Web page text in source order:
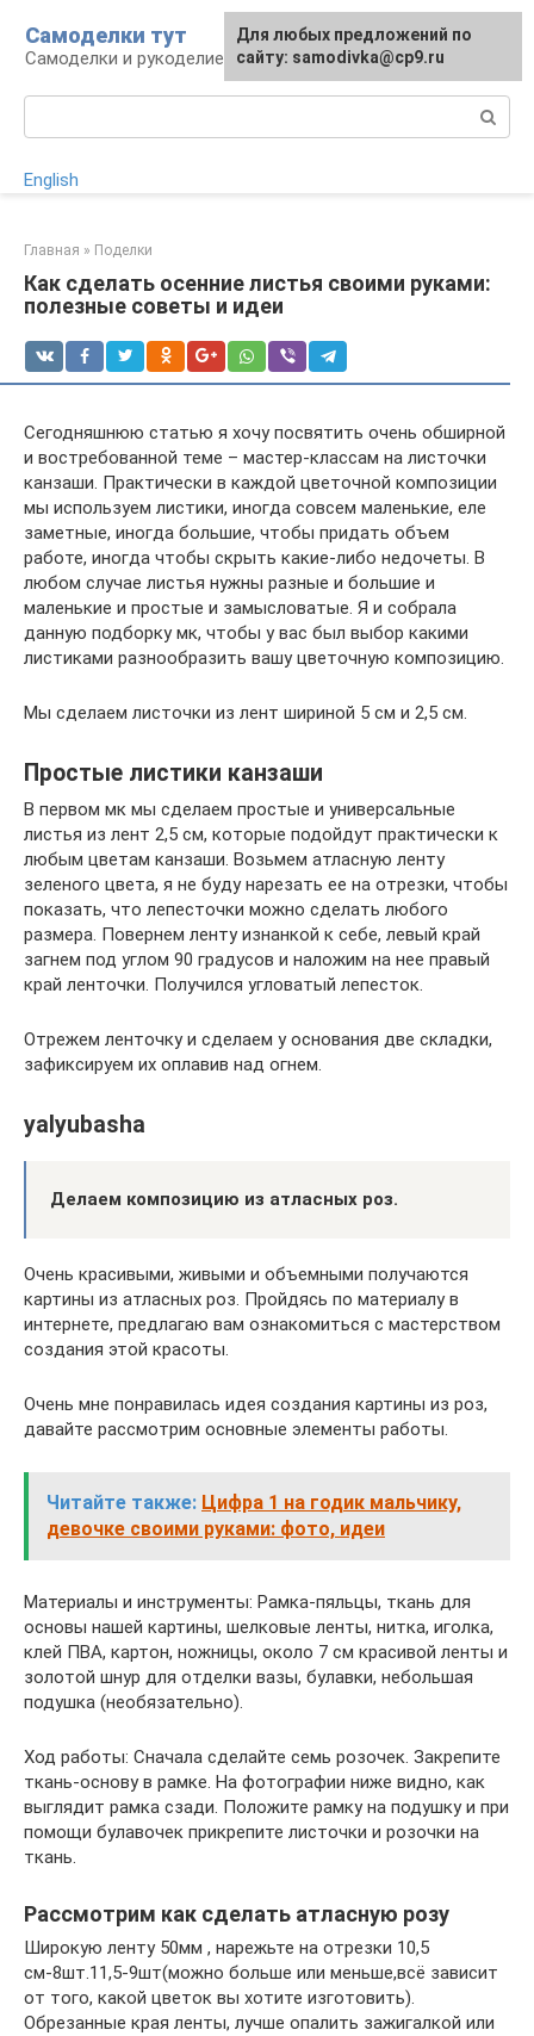
контенту
Самоделки тут
Самоделки и рукоделие для дома и участка
English
Главная » Поделки
Как сделать осенние листья своими руками:
полезные советы и идеи
Сегодняшнюю статью я хочу посвятить очень обширной
и востребованной теме – мастер-классам на листочки
канзаши. Практически в каждой цветочной композиции
мы используем листики, иногда совсем маленькие, еле
заметные, иногда большие, чтобы придать объем
работе, иногда чтобы скрыть какие-либо недочеты. В
любом случае листья нужны разные и большие и
маленькие и простые и замысловатые. Я и собрала
данную подборку мк, чтобы у вас был выбор какими
листиками разнообразить вашу цветочную композицию.
Мы сделаем листочки из лент шириной 5 см и 2,5 см.
Простые листики канзаши
В первом мк мы сделаем простые и универсальные
листья из лент 2,5 см, которые подойдут практически к
любым цветам канзаши. Возьмем атласную ленту
зеленого цвета, я не буду нарезать ее на отрезки, чтобы
показать, что лепесточки можно сделать любого
размера. Повернем ленту изнанкой к себе, левый край
загнем под углом 90 градусов и наложим на нее правый
край ленточки. Получился угловатый лепесток.
Отрежем ленточку и сделаем у основания две складки,
зафиксируем их оплавив над огнем.
yalyubasha
Делаем композицию из атласных роз.
Очень красивыми, живыми и объемными получаются
картины из атласных роз. Пройдясь по материалу в
интернете, предлагаю вам ознакомиться с мастерством
создания этой красоты.
Очень мне понравилась идея создания картины из роз,
давайте рассмотрим основные элементы работы.
Читайте также: Цифра 1 на годик мальчику,
девочке своими руками: фото, идеи
Материалы и инструменты: Рамка-пяльцы, ткань для
основы нашей картины, шелковые ленты, нитка, иголка,
клей ПВА, картон, ножницы, около 7 см красивой ленты и
золотой шнур для отделки вазы, булавки, небольшая
подушка (необязательно).
Ход работы: Сначала сделайте семь розочек. Закрепите
ткань-основу в рамке. На фотографии ниже видно, как
выглядит рамка сзади. Положите рамку на подушку и при
помощи булавочек прикрепите листочки и розочки на
ткань.
Рассмотрим как сделать атласную розу
Широкую ленту 50мм , нарежьте на отрезки 10,5
см-8шт.11,5-9шт(можно больше или меньше,всё зависит
от того, какой цветок вы хотите изготовить).
Обрезанные края ленты, лучше опалить зажигалкой или
Для любых предложений по
сайту: samodivka@cp9.ru